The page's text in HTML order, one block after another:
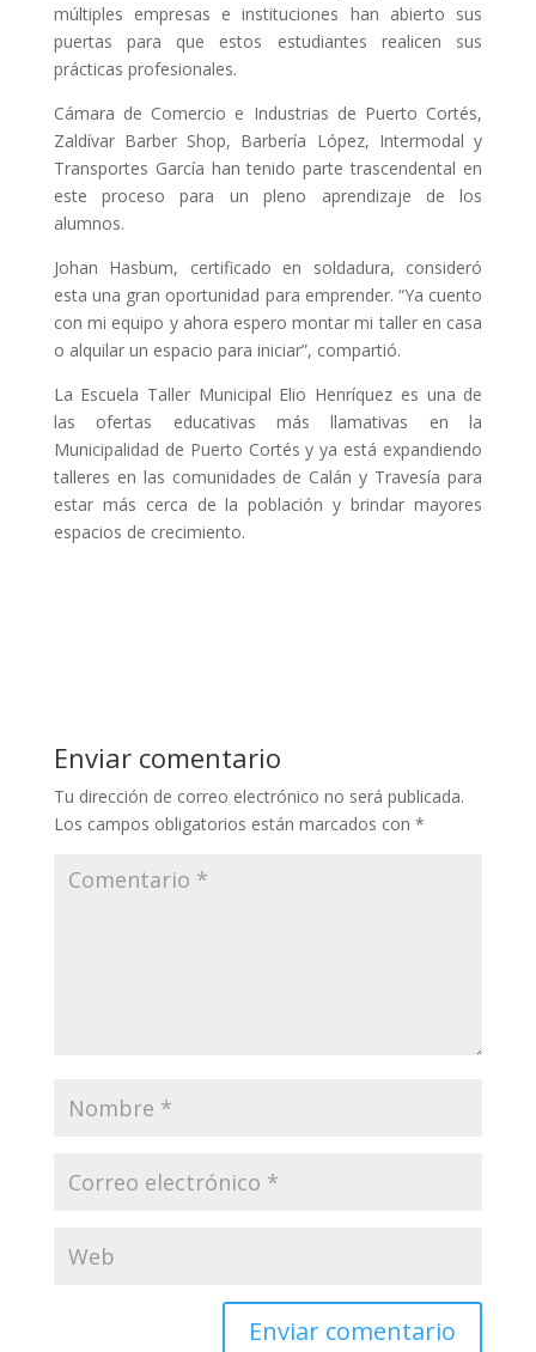
múltiples empresas e instituciones han abierto sus
puertas para que estos estudiantes realicen sus
prácticas profesionales.
Cámara de Comercio e Industrias de Puerto Cortés,
Zaldívar Barber Shop, Barbería López, Intermodal y
Transportes García han tenido parte trascendental en
este proceso para un pleno aprendizaje de los
alumnos.
Johan Hasbum, certificado en soldadura, consideró
esta una gran oportunidad para emprender. “Ya cuento
con mi equipo y ahora espero montar mi taller en casa
o alquilar un espacio para iniciar”, compartió.
La Escuela Taller Municipal Elio Henríquez es una de
las ofertas educativas más llamativas en la
Municipalidad de Puerto Cortés y ya está expandiendo
talleres en las comunidades de Calán y Travesía para
estar más cerca de la población y brindar mayores
espacios de crecimiento.
Enviar comentario
Tu dirección de correo electrónico no será publicada.
Los campos obligatorios están marcados con *